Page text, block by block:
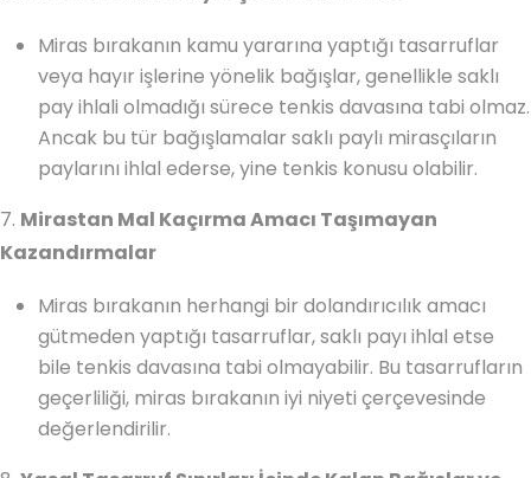
Miras bırakanın kamu yararına yaptığı tasarruflar
veya hayır işlerine yönelik bağışlar, genellikle saklı
pay ihlali olmadığı sürece tenkis davasına tabi olmaz.
Ancak bu tür bağışlamalar saklı paylı mirasçıların
paylarını ihlal ederse, yine tenkis konusu olabilir.
7. Mirastan Mal Kaçırma Amacı Taşımayan
Kazandırmalar
Miras bırakanın herhangi bir dolandırıcılık amacı
gütmeden yaptığı tasarruflar, saklı payı ihlal etse
bile tenkis davasına tabi olmayabilir. Bu tasarrufların
geçerliliği, miras bırakanın iyi niyeti çerçevesinde
değerlendirilir.